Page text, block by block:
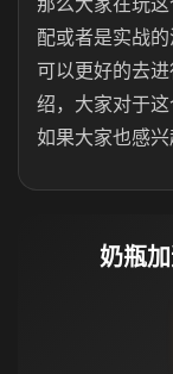
配或者是实战
可以更好的去
绍，大家对于
如果大家也感兴
奶瓶